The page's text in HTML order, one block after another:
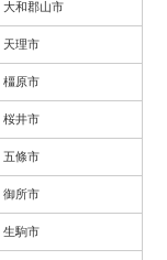
大和郡山市
天理市
橿原市
桜井市
五條市
御所市
生駒市